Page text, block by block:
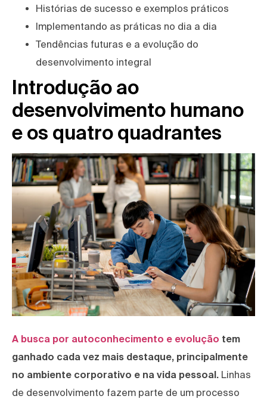
Histórias de sucesso e exemplos práticos
Implementando as práticas no dia a dia
Tendências futuras e a evolução do
desenvolvimento integral
Introdução ao
desenvolvimento humano
e os quatro quadrantes
A busca por autoconhecimento e evolução tem
ganhado cada vez mais destaque, principalmente
no ambiente corporativo e na vida pessoal. Linhas
de desenvolvimento fazem parte de um processo